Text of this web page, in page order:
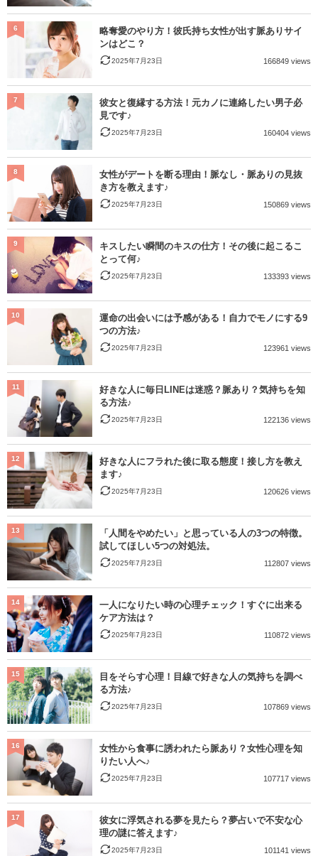
略奪愛のやり方！彼氏持ち女性が出す脈ありサイ
ンはどこ？
2025年7月23日 166849 views
6
彼女と復縁する方法！元カノに連絡したい男子必
見です♪
2025年7月23日 160404 views
7
女性がデートを断る理由！脈なし・脈ありの見抜
き方を教えます♪
2025年7月23日 150869 views
8
キスしたい瞬間のキスの仕方！その後に起こるこ
とって何♪
2025年7月23日 133393 views
9
運命の出会いには予感がある！自力でモノにする9
つの方法♪
2025年7月23日 123961 views
10
好きな人に毎日LINEは迷惑？脈あり？気持ちを知
る方法♪
2025年7月23日 122136 views
11
好きな人にフラれた後に取る態度！接し方を教え
ます♪
2025年7月23日 120626 views
12
「人間をやめたい」と思っている人の3つの特徴。
試してほしい5つの対処法。
2025年7月23日 112807 views
13
一人になりたい時の心理チェック！すぐに出来る
ケア方法は？
2025年7月23日 110872 views
14
目をそらす心理！目線で好きな人の気持ちを調べ
る方法♪
2025年7月23日 107869 views
15
女性から食事に誘われたら脈あり？女性心理を知
りたい人へ♪
2025年7月23日 107717 views
16
彼女に浮気される夢を見たら？夢占いで不安な心
理の謎に答えます♪
2025年7月23日 101141 views
17